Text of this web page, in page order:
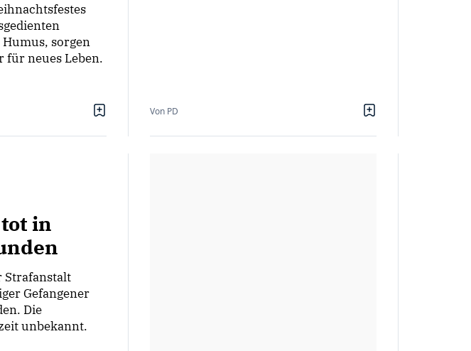
sorgen
für neues Leben.
Von PD
in
Strafanstalt
Gefangener
Die
unbekannt.